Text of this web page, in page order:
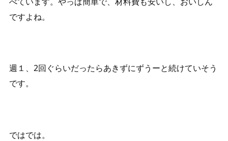
ですよね。
週１、2回ぐらいだったらあきずにずうーと続けていそう
です。
ではでは。